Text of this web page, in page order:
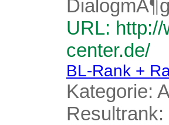
URL:
center.de/
BL-Rank +
Kategorie:
Resultrank: